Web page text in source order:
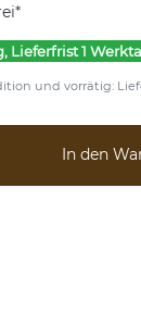
Lieferfrist 1
und vorrätig:
In den